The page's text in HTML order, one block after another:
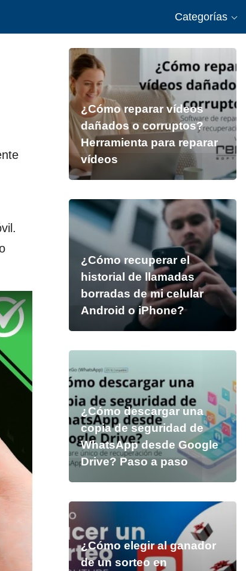
Categorías
¿Cómo reparar vídeos
dañados o corruptos?
Herramienta para reparar
vídeos
¿Cómo recuperar el
historial de llamadas
borradas de mi celular
Android o iPhone?
¿Cómo descargar una
copia de seguridad de
WhatsApp desde Google
Drive? Paso a paso
¿Cómo elegir al ganador
de un sorteo en